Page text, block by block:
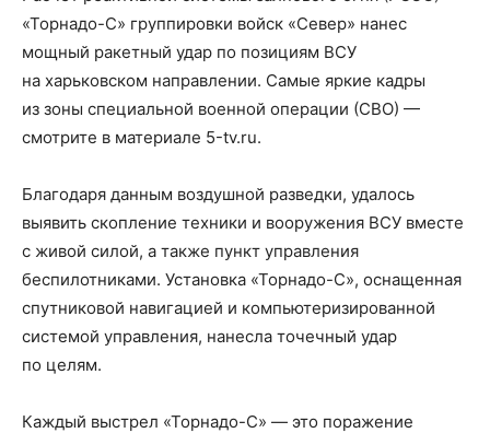
«Торнадо-С» группировки войск «Север» нанес
мощный ракетный удар по позициям ВСУ
на харьковском направлении. Самые яркие кадры
из зоны специальной военной операции (СВО) —
смотрите в материале 5-tv.ru.
Благодаря данным воздушной разведки, удалось
выявить скопление техники и вооружения ВСУ вместе
с живой силой, а также пункт управления
беспилотниками. Установка «Торнадо-С», оснащенная
спутниковой навигацией и компьютеризированной
системой управления, нанесла точечный удар
по целям.
Каждый выстрел «Торнадо-С» — это поражение